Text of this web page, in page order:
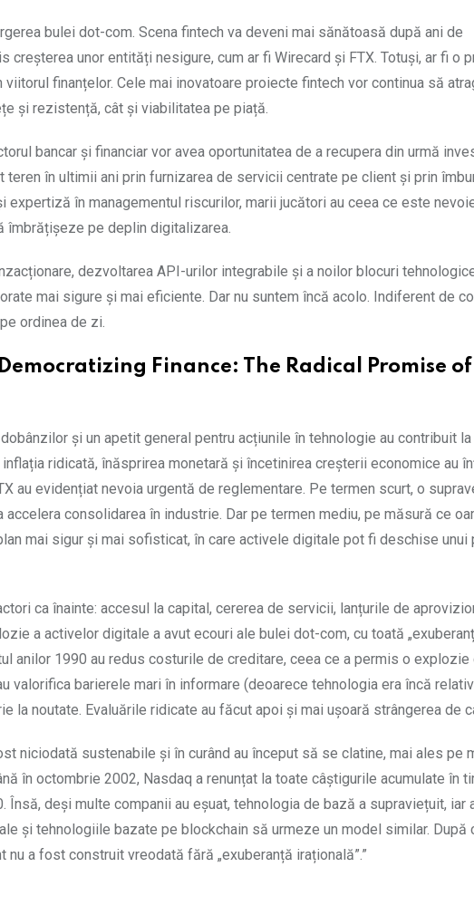
bulei dot-com. Scena fintech va deveni mai sănătoasă după ani de
creșterea unor entități nesigure, cum ar fi Wirecard și FTX. Totuși, ar fi o
finanțelor. Cele mai inovatoare proiecte fintech vor continua să
și rezistență, cât și viabilitatea pe piață.
bancar și financiar vor avea oportunitatea de a recupera din urmă
în ultimii ani prin furnizarea de servicii centrate pe client și prin
în managementul riscurilor, marii jucători au ceea ce este
îmbrățișeze pe deplin digitalizarea.
dezvoltarea API-urilor integrabile și a noilor blocuri
mai sigure și mai eficiente. Dar nu suntem încă acolo. Indiferent de
ordinea de zi.
Democratizing Finance: The Radical Promise of
și un apetit general pentru acțiunile în tehnologie au contribuit
ridicată, înăsprirea monetară și încetinirea creșterii economice au
au evidențiat nevoia urgentă de reglementare. Pe termen scurt, o
consolidarea în industrie. Dar pe termen mediu, pe măsură ce
mai sigur și mai sofisticat, în care activele digitale pot fi deschise unui
ca înainte: accesul la capital, cererea de servicii, lanțurile de
a activelor digitale a avut ecouri ale bulei dot-com, cu toată
anilor 1990 au redus costurile de creditare, ceea ce a permis o explozie
valorifica barierele mari în informare (deoarece tehnologia era încă
la noutate. Evaluările ridicate au făcut apoi și mai ușoară strângerea de
niciodată sustenabile și în curând au început să se clatine, mai ales pe
în octombrie 2002, Nasdaq a renunțat la toate câștigurile acumulate în
Însă, deși multe companii au eșuat, tehnologia de bază a supraviețuit, iar
și tehnologiile bazate pe blockchain să urmeze un model similar. După
a fost construit vreodată fără „exuberanță irațională”.”